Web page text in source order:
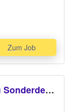
Zum Job
Eventhelfer/in (m/w/d) @ Aufbau Sonderdekoration